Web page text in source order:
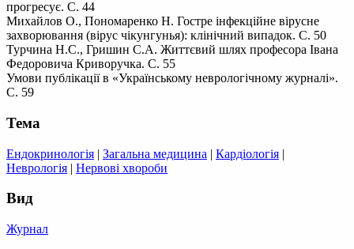
прогресує. С. 44
Михайлов О., Пономаренко Н. Гостре інфекційне вірусне
захворювання (вірус чікунгунья): клінічний випадок. С. 50
Турчина Н.С., Гришин С.А. Життєвий шлях професора Івана
Федоровича Криворучка. С. 55
Умови публікації в «Українському неврологічному журналі».
С. 59
Тема
Ендокринологія | Загальна медицина | Кардіологія |
Неврологія | Нервові хвороби
Вид
Журнал